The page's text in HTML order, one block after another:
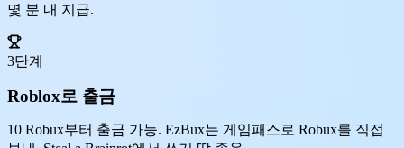
몇 분 내 지급.
3단계
Roblox로 출금
10 Robux부터 출금 가능. EzBux는 게임패스로 Robux를 직접